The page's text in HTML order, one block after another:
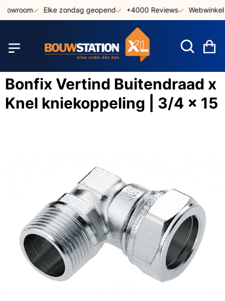
Elke zondag geopend +4000 Reviews Webwinkel
Bonfix Vertind Buitendraad x
Knel kniekoppeling | 3/4 x 15